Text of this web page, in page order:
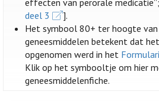
effecten van perorale
deel 3
].
Het symbool 80+ ter hoogte van
geneesmiddelen betekent dat
opgenomen werd in het
Klik op het symbooltje om hier
geneesmiddelenfiche.